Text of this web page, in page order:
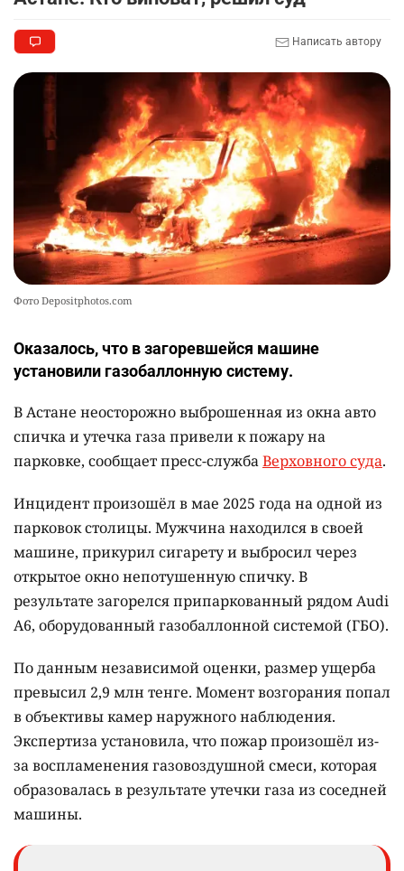
Написать автору
Фото Depositphotos.com
Оказалось, что в загоревшейся машине
установили газобаллонную систему.
В Астане неосторожно выброшенная из окна авто
спичка и утечка газа привели к пожару на
парковке, сообщает пресс-службаВерховного суда.
Инцидент произошёл в мае 2025 года на одной из
парковок столицы. Мужчина находился в своей
машине, прикурил сигарету и выбросил через
открытое окно непотушенную спичку. В
результате загорелся припаркованный рядом Audi
A6, оборудованный газобаллонной системой (ГБО).
По данным независимой оценки, размер ущерба
превысил 2,9 млн тенге. Момент возгорания попал
в объективы камер наружного наблюдения.
Экспертиза установила, что пожар произошёл из-
за воспламенения газовоздушной смеси, которая
образовалась в результате утечки газа из соседней
машины.